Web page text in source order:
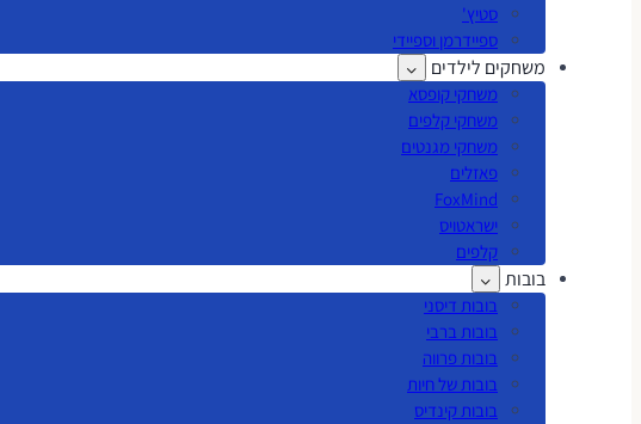
סטיץ'
ספיידרמן וספיידי
משחקים לילדים
משחקי קופסא
משחקי קלפים
משחקי מגנטים
פאזלים
FoxMind
ישראטויס
קלפים
בובות
בובות דיסני
בובות ברבי
בובות פרווה
בובות של חיות
בובות קינדיס